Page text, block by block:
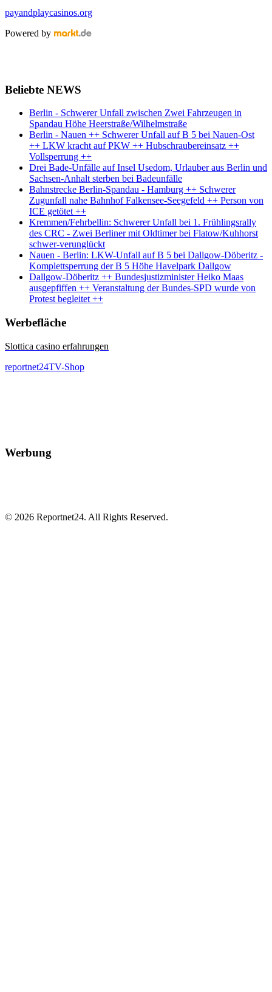
payandplaycasinos.org
Powered by
Beliebte NEWS
Berlin - Schwerer Unfall zwischen Zwei Fahrzeugen in
Spandau Höhe Heerstraße/Wilhelmstraße
Berlin - Nauen ++ Schwerer Unfall auf B 5 bei Nauen-Ost
++ LKW kracht auf PKW ++ Hubschraubereinsatz ++
Vollsperrung ++
Drei Bade-Unfälle auf Insel Usedom, Urlauber aus Berlin und
Sachsen-Anhalt sterben bei Badeunfälle
Bahnstrecke Berlin-Spandau - Hamburg ++ Schwerer
Zugunfall nahe Bahnhof Falkensee-Seegefeld ++ Person von
ICE getötet ++
Kremmen/Fehrbellin: Schwerer Unfall bei 1. Frühlingsrally
des CRC - Zwei Berliner mit Oldtimer bei Flatow/Kuhhorst
schwer-verunglückt
Nauen - Berlin: LKW-Unfall auf B 5 bei Dallgow-Döberitz -
Komplettsperrung der B 5 Höhe Havelpark Dallgow
Dallgow-Döberitz ++ Bundesjustizminister Heiko Maas
ausgepfiffen ++ Veranstaltung der Bundes-SPD wurde von
Protest begleitet ++
Werbefläche
Slottica casino erfahrungen
reportnet24TV-Shop
Werbung
© 2026 Reportnet24. All Rights Reserved.